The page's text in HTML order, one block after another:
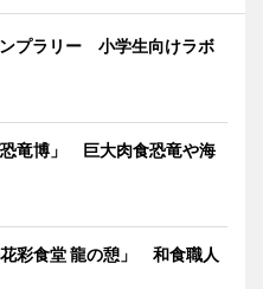
プラリー 小学生向けラボ
竜博」 巨大肉食恐竜や海
彩食堂 龍の憩」 和食職人